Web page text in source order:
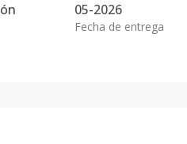
05-2026
Fecha de entrega